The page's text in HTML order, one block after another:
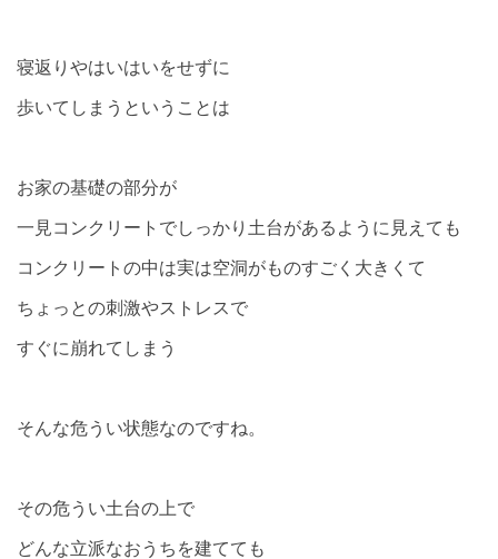
寝返りやはいはいをせずに
歩いてしまうということは
お家の基礎の部分が
一見コンクリートでしっかり土台があるように見えても
コンクリートの中は実は空洞がものすごく大きくて
ちょっとの刺激やストレスで
すぐに崩れてしまう
そんな危うい状態なのですね。
その危うい土台の上で
どんな立派なおうちを建てても